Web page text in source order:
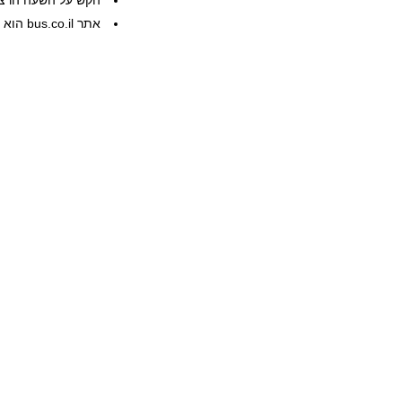
אתר bus.co.il הוא שרות פרטי, המידע ניתן ללא אחריות